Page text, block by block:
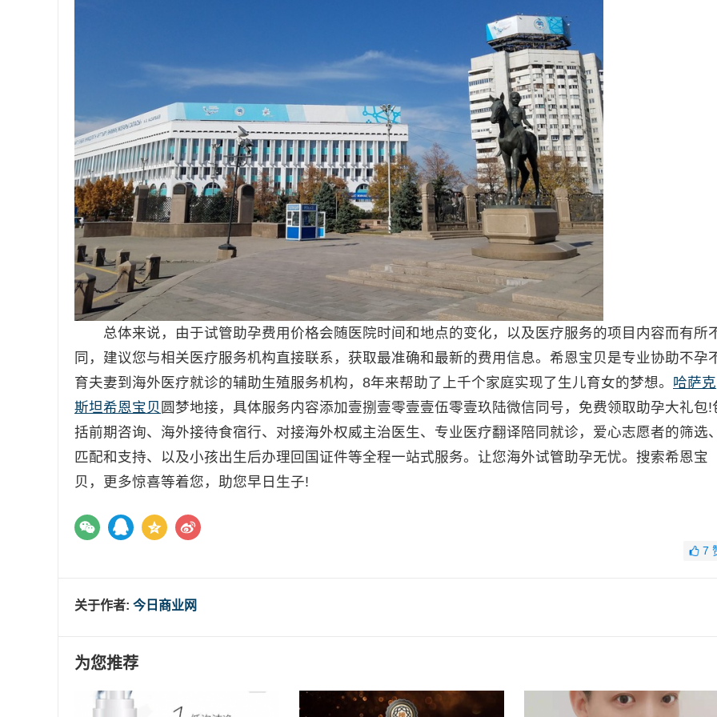
总体来说，由于试管助孕费用价格会随医院时间和地点的变化，以及医疗服务的项目内容而有所
同，建议您与相关医疗服务机构直接联系，获取最准确和最新的费用信息。希恩宝贝是专业协助不孕
育夫妻到海外医疗就诊的辅助生殖服务机构，8年来帮助了上千个家庭实现了生儿育女的梦想。 哈萨克
斯坦希恩宝贝 圆梦地接，具体服务内容添加壹捌壹零壹壹伍零壹玖陆微信同号，免费领取助孕大礼包!
括前期咨询、海外接待食宿行、对接海外权威主治医生、专业医疗翻译陪同就诊，爱心志愿者的筛选
匹配和支持、以及小孩出生后办理回国证件等全程一站式服务。让您海外试管助孕无忧。搜索希恩宝
贝，更多惊喜等着您，助您早日生子!
7
关于作者: 今日商业网
为您推荐